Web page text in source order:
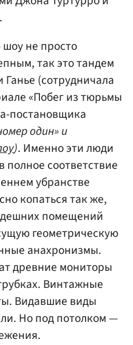
шоу не просто
так это тандем
(сотрудничала
«Побег из тюрьмы
постановщика
один» и
). Именно эти люди
соответствие
убранстве
копаться так же,
помещений
геометрическую
анахронизмы.
древние мониторы
Винтажные
Видавшие виды
Но под потолком —